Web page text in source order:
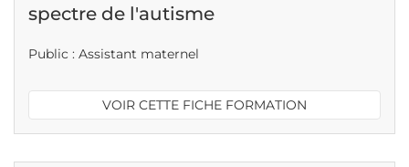
spectre de l'autisme
Public : Assistant maternel
VOIR CETTE FICHE FORMATION